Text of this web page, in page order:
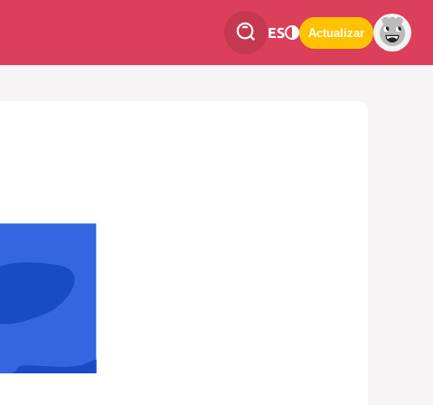
ES Actualizar